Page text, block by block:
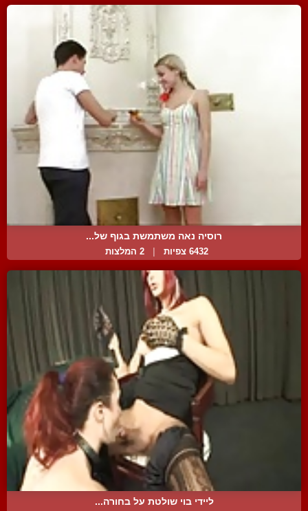
רוסיה נאה משתמשת בגוף של...
6432 צפיות 2 המלצות
ליידי בוי שולטת על בחורה...